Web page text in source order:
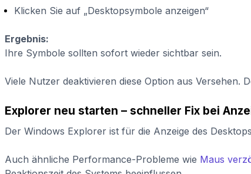
Klicken Sie auf „Desktopsymbole anzeigen“
Ergebnis:
Ihre Symbole sollten sofort wieder sichtbar sein.
Viele Nutzer deaktivieren diese Option aus Versehen.
Explorer neu starten – schneller Fix bei
Der Windows Explorer ist für die Anzeige des
Auch ähnliche Performance-Probleme wie Maus